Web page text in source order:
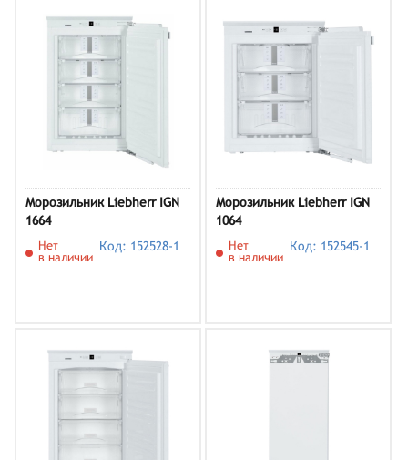
Морозильник Liebherr IGN
1664
Нет
в наличии
Код: 152528-1
Морозильник Liebherr IGN
1064
Нет
в наличии
Код: 152545-1